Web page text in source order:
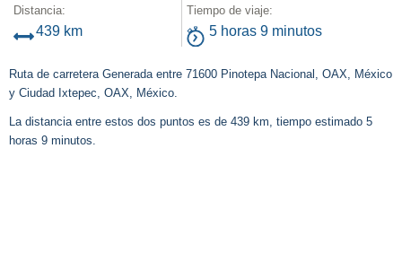
Distancia:
439 km
Tiempo de viaje:
5 horas 9 minutos
Ruta de carretera Generada entre 71600 Pinotepa Nacional, OAX, México
y Ciudad Ixtepec, OAX, México.
La distancia entre estos dos puntos es de 439 km, tiempo estimado 5
horas 9 minutos.